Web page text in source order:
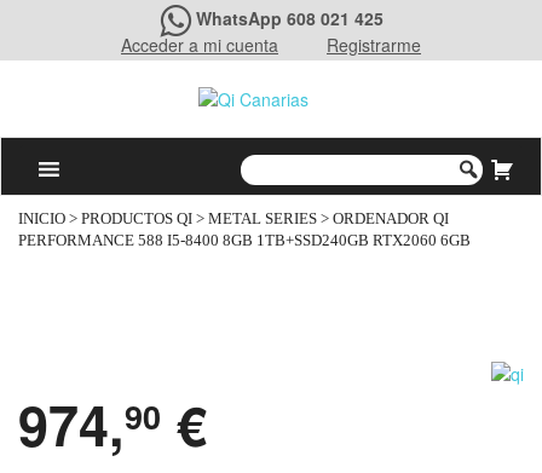
WhatsApp 608 021 425
Acceder a mi cuenta
Registrarme
INICIO > PRODUCTOS QI > METAL SERIES > ORDENADOR QI
PERFORMANCE 588 I5-8400 8GB 1TB+SSD240GB RTX2060 6GB
974,90 €